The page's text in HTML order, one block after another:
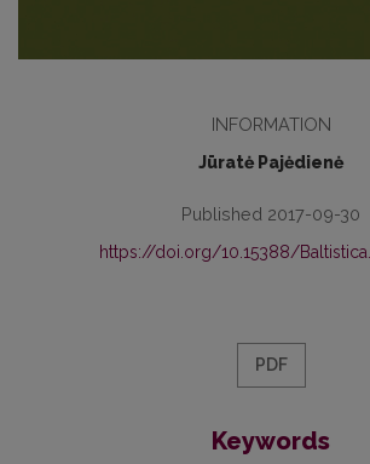
INFORMATION
Jūratė Pajėdienė
Published 2017-09-30
https://doi.org/10.15388/
PDF
Keywords